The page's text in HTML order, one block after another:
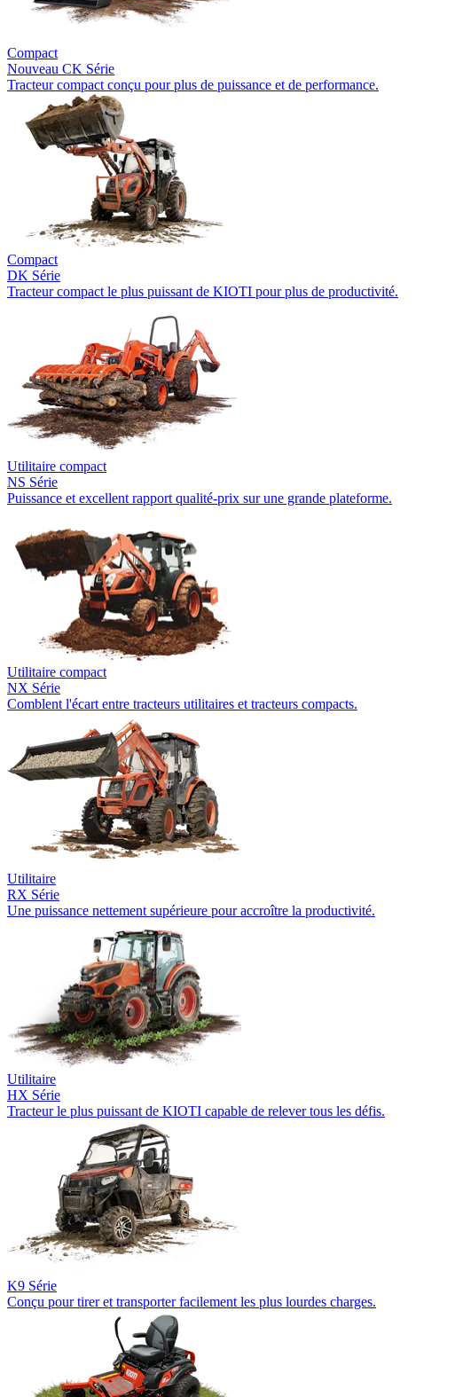
Compact
Nouveau CK Série
Tracteur compact conçu pour plus de puissance et de performance.
Compact
DK Série
Tracteur compact le plus puissant de KIOTI pour plus de productivité.
Utilitaire compact
NS Série
Puissance et excellent rapport qualité-prix sur une grande plateforme.
Utilitaire compact
NX Série
Comblent l'écart entre tracteurs utilitaires et tracteurs compacts.
Utilitaire
RX Série
Une puissance nettement supérieure pour accroître la productivité.
Utilitaire
HX Série
Tracteur le plus puissant de KIOTI capable de relever tous les défis.
K9 Série
Conçu pour tirer et transporter facilement les plus lourdes charges.